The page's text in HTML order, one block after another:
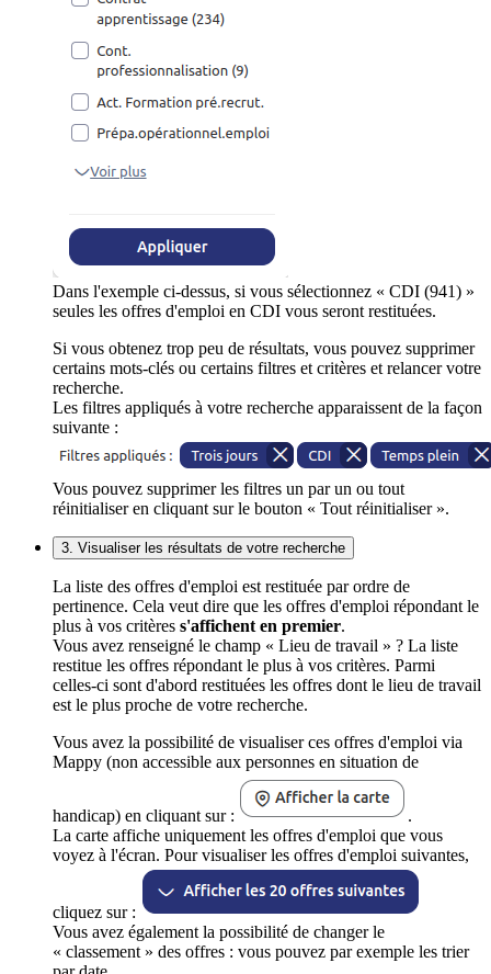
Dans l'exemple ci-dessus, si vous sélectionnez « CDI (941) »
seules les offres d'emploi en CDI vous seront restituées.
Si vous obtenez trop peu de résultats, vous pouvez supprimer
certains mots-clés ou certains filtres et critères et relancer votre
recherche.
Les filtres appliqués à votre recherche apparaissent de la façon
suivante :
Vous pouvez supprimer les filtres un par un ou tout
réinitialiser en cliquant sur le bouton « Tout réinitialiser ».
3. Visualiser les résultats de votre recherche
La liste des offres d'emploi est restituée par ordre de
pertinence. Cela veut dire que les offres d'emploi répondant le
plus à vos critères s'affichent en premier.
Vous avez renseigné le champ « Lieu de travail » ? La liste
restitue les offres répondant le plus à vos critères. Parmi
celles-ci sont d'abord restituées les offres dont le lieu de travail
est le plus proche de votre recherche.
Vous avez la possibilité de visualiser ces offres d'emploi via
Mappy (non accessible aux personnes en situation de
handicap) en cliquant sur :
.
La carte affiche uniquement les offres d'emploi que vous
voyez à l'écran. Pour visualiser les offres d'emploi suivantes,
cliquez sur :
Vous avez également la possibilité de changer le
« classement » des offres : vous pouvez par exemple les trier